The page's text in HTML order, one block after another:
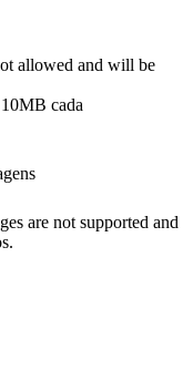
allowed and will be
cada
are not supported and